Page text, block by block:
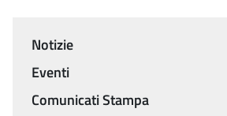
Menu
Notizie
Eventi
Comunicati Stampa